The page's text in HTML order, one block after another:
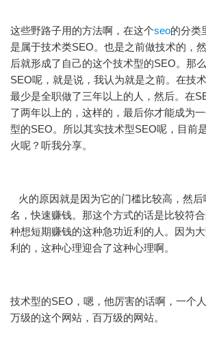
这些野路子用的方法啊，在这个seo的分类
是属于技术类SEO。也是之前做技术的，
后就形成了自己的这个技术型的SEO。那
SEO呢，就是说，我认为就是之前。在技
最少是全职做了三年以上的人，然后。在
了两年以上的，这样的，最后你才能成为
型的SEO。所以其实技术型SEO呢，目前
火呢？听我分享。
火的原因就是因为它的门槛比较高，然
名，快速赚钱。那这个方式的话是比较符
种想短期赚钱的这种急功近利的人。因为
利的，这种心理迎合了这种心理啊。
技术型的SEO，嗯，他厉害的话啊，一个
万级的这个网站 ，百万级的网站。